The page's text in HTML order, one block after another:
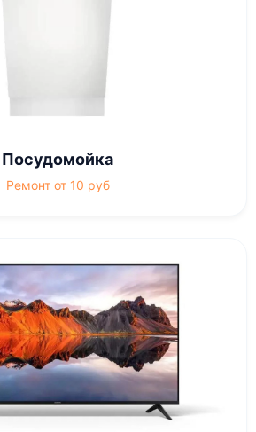
Посудомойка
Ремонт от 10 руб